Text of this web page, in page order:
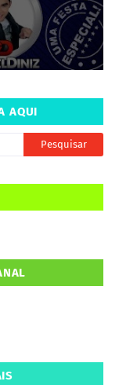
AQUI